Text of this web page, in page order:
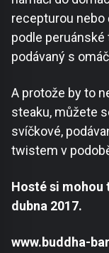
recepturou
podle
podávaný s
A protože by to
steaku, můžete
svíčkové,
twistem v
Hostési mohou
dubna 2017.
www.buddha-